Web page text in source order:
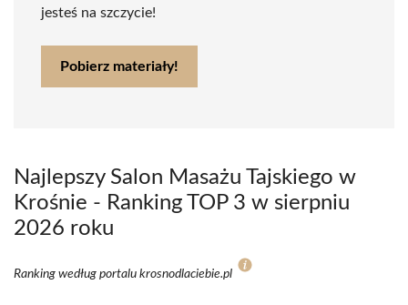
jesteś na szczycie!
Pobierz materiały!
Najlepszy Salon Masażu Tajskiego w
Krośnie - Ranking TOP 3 w sierpniu
2026 roku
Ranking według portalu krosnodlaciebie.pl